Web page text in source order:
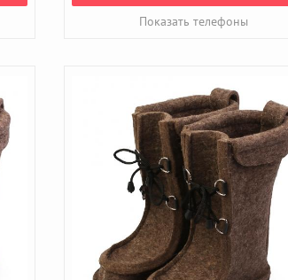
Показать телефоны